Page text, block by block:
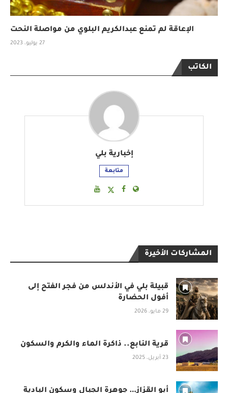
الإعاقة لم تمنع عبدالكريم البلوي من مواصلة النحت
27 يوليو، 2023
الكاتب
إخبارية بلي
متابعة
المشاركات الأخيرة
قبيلة بلي في الأندلس من فجر الفتح إلى
أفول الحضارة
29 مايو، 2026
قرية النابع.. ذاكرة الماء والكرم والسكون
23 أبريل، 2025
أبو القزاز… جوهرة الجبال وسكون البادية